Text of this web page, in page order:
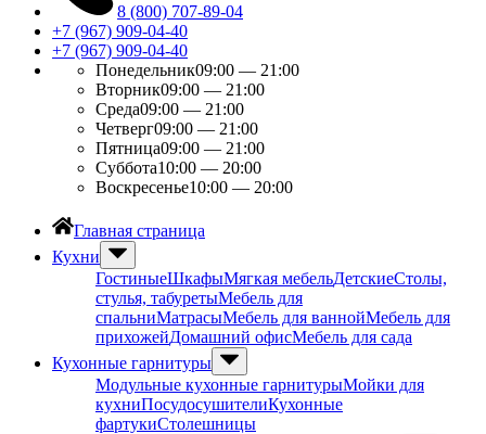
8 (800) 707-89-04
+7 (967) 909-04-40
+7 (967) 909-04-40
Понедельник09:00 — 21:00
Вторник09:00 — 21:00
Среда09:00 — 21:00
Четверг09:00 — 21:00
Пятница09:00 — 21:00
Суббота10:00 — 20:00
Воскресенье10:00 — 20:00
Главная страница
Кухни
ГостиныеШкафыМягкая мебельДетскиеСтолы,
стулья, табуретыМебель для
спальниМатрасыМебель для ваннойМебель для
прихожейДомашний офисМебель для сада
Кухонные гарнитуры
Модульные кухонные гарнитурыМойки для
кухниПосудосушителиКухонные
фартукиСтолешницы